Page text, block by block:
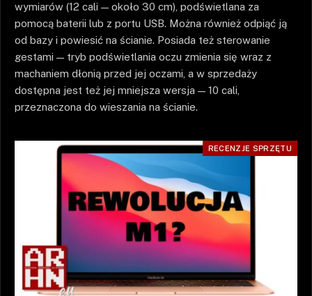
wymiarów (12 cali — około 30 cm), podświetlana za
pomocą baterii lub z portu USB. Można również odpiąć ją
od bazy i powiesić na ścianie. Posiada też sterowanie
gestami — tryb podświetlania oczu zmienia się wraz z
machaniem dłonią przed jej oczami, a w sprzedaży
dostępna jest też jej mniejsza wersja — 10 cali,
przeznaczona do wieszania na ścianie.
RECENZJE SPRZĘTU